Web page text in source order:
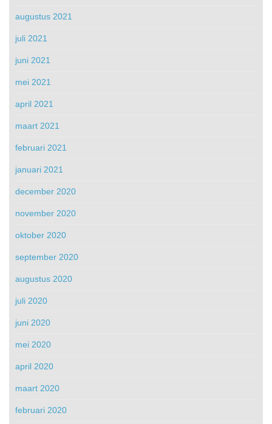
augustus 2021
juli 2021
juni 2021
mei 2021
april 2021
maart 2021
februari 2021
januari 2021
december 2020
november 2020
oktober 2020
september 2020
augustus 2020
juli 2020
juni 2020
mei 2020
april 2020
maart 2020
februari 2020